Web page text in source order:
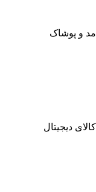
مد و پوشاک
کالای دیجیتال